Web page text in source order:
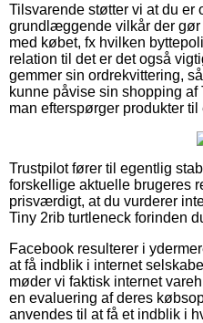
Tilsvarende støtter vi at du er
grundlæggende vilkår der
med købet, fx hvilken
relation til det er det også
gemmer sin ordrekvittering,
kunne påvise sin shopping
man efterspørger produkter
Trustpilot fører til egentlig
forskellige aktuelle brugeres
prisværdigt, at du vurderer
Tiny 2rib turtleneck forinden
Facebook resulterer i
at få indblik i internet
møder vi faktisk internet
en evaluering af deres
anvendes til at få et indblik i